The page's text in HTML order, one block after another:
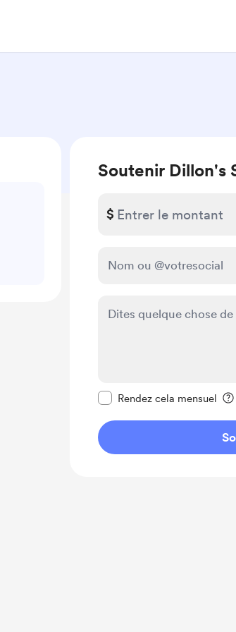
Soutenir Dillon's
$
Rendez cela mensuel